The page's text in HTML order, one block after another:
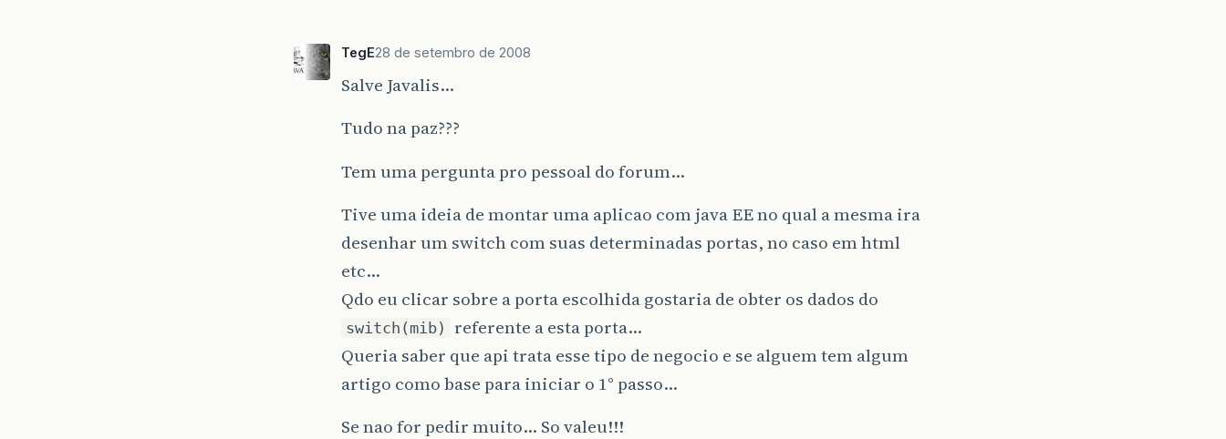
TegE28 de setembro de 2008
Salve Javalis…
Tudo na paz???
Tem uma pergunta pro pessoal do forum…
Tive uma ideia de montar uma aplicao com java EE no qual a mesma ira
desenhar um switch com suas determinadas portas, no caso em html
etc…
Qdo eu clicar sobre a porta escolhida gostaria de obter os dados do
switch(mib)
referente a esta porta…
Queria saber que api trata esse tipo de negocio e se alguem tem algum
artigo como base para iniciar o 1° passo…
Se nao for pedir muito… So valeu!!!